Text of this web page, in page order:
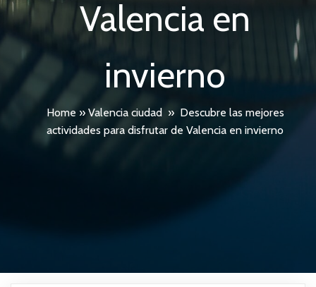
Valencia en
invierno
Home » Valencia ciudad » Descubre las mejores
actividades para disfrutar de Valencia en invierno